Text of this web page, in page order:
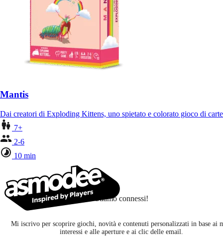
Mantis
Dai creatori di Exploding Kittens, uno spietato e colorato gioco di
7+
2-6
10 min
Stiamo connessi!
Mi iscrivo per scoprire giochi, novità e contenuti personalizzati in base ai
interessi e alle aperture e ai clic delle email.